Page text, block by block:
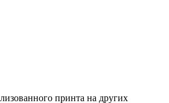
принта на других